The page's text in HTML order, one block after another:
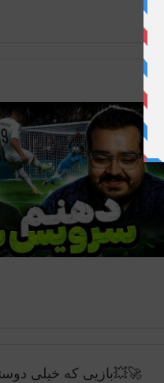
🚀💥بازیی که خیلی دوستش دارید💥🚀